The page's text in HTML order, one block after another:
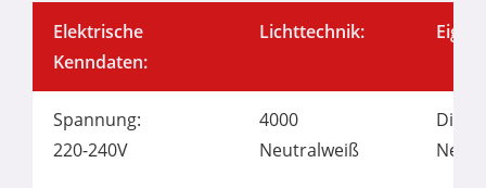
Elektrische
Kenndaten:
Lichttechnik:
Spannung:
220-240V
4000
Neutralweiß
Nein